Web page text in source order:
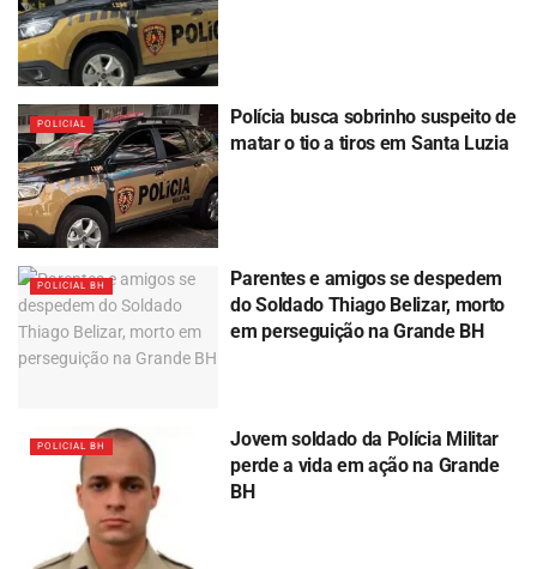
POLICIAL
Polícia busca sobrinho suspeito de
matar o tio a tiros em Santa Luzia
POLICIAL BH
Parentes e amigos se despedem
do Soldado Thiago Belizar, morto
em perseguição na Grande BH
POLICIAL BH
Jovem soldado da Polícia Militar
perde a vida em ação na Grande
BH